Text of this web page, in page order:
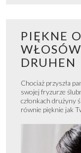
PIĘKNE
DRUHEN
Chociaż przyszła
swojej fryzurze
członkach drużyny
równie pięknie jak